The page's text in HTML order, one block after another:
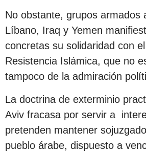
No obstante, grupos armados
Líbano, Iraq y Yemen
concretas su solidaridad con
Resistencia Islámica, que no
tampoco de la admiración
La doctrina de exterminio
Aviv fracasa por servir a
pretenden mantener
pueblo árabe, dispuesto a